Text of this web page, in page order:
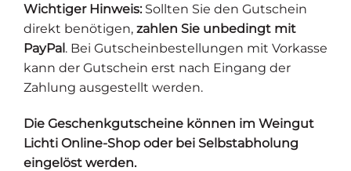
Wichtiger Hinweis:Sollten Sie den Gutschein
direkt benötigen, zahlen Sie unbedingt mit
PayPal. Bei Gutscheinbestellungen mit Vorkasse
kann der Gutschein erst nach Eingang der
Zahlung ausgestellt werden.
Die Geschenkgutscheine können im Weingut
Lichti Online-Shop oder bei Selbstabholung
eingelöst werden.